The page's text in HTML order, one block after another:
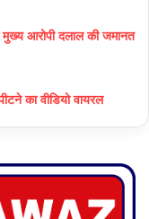
आरोपी दलाल की जमानत
का वीडियो वायरल